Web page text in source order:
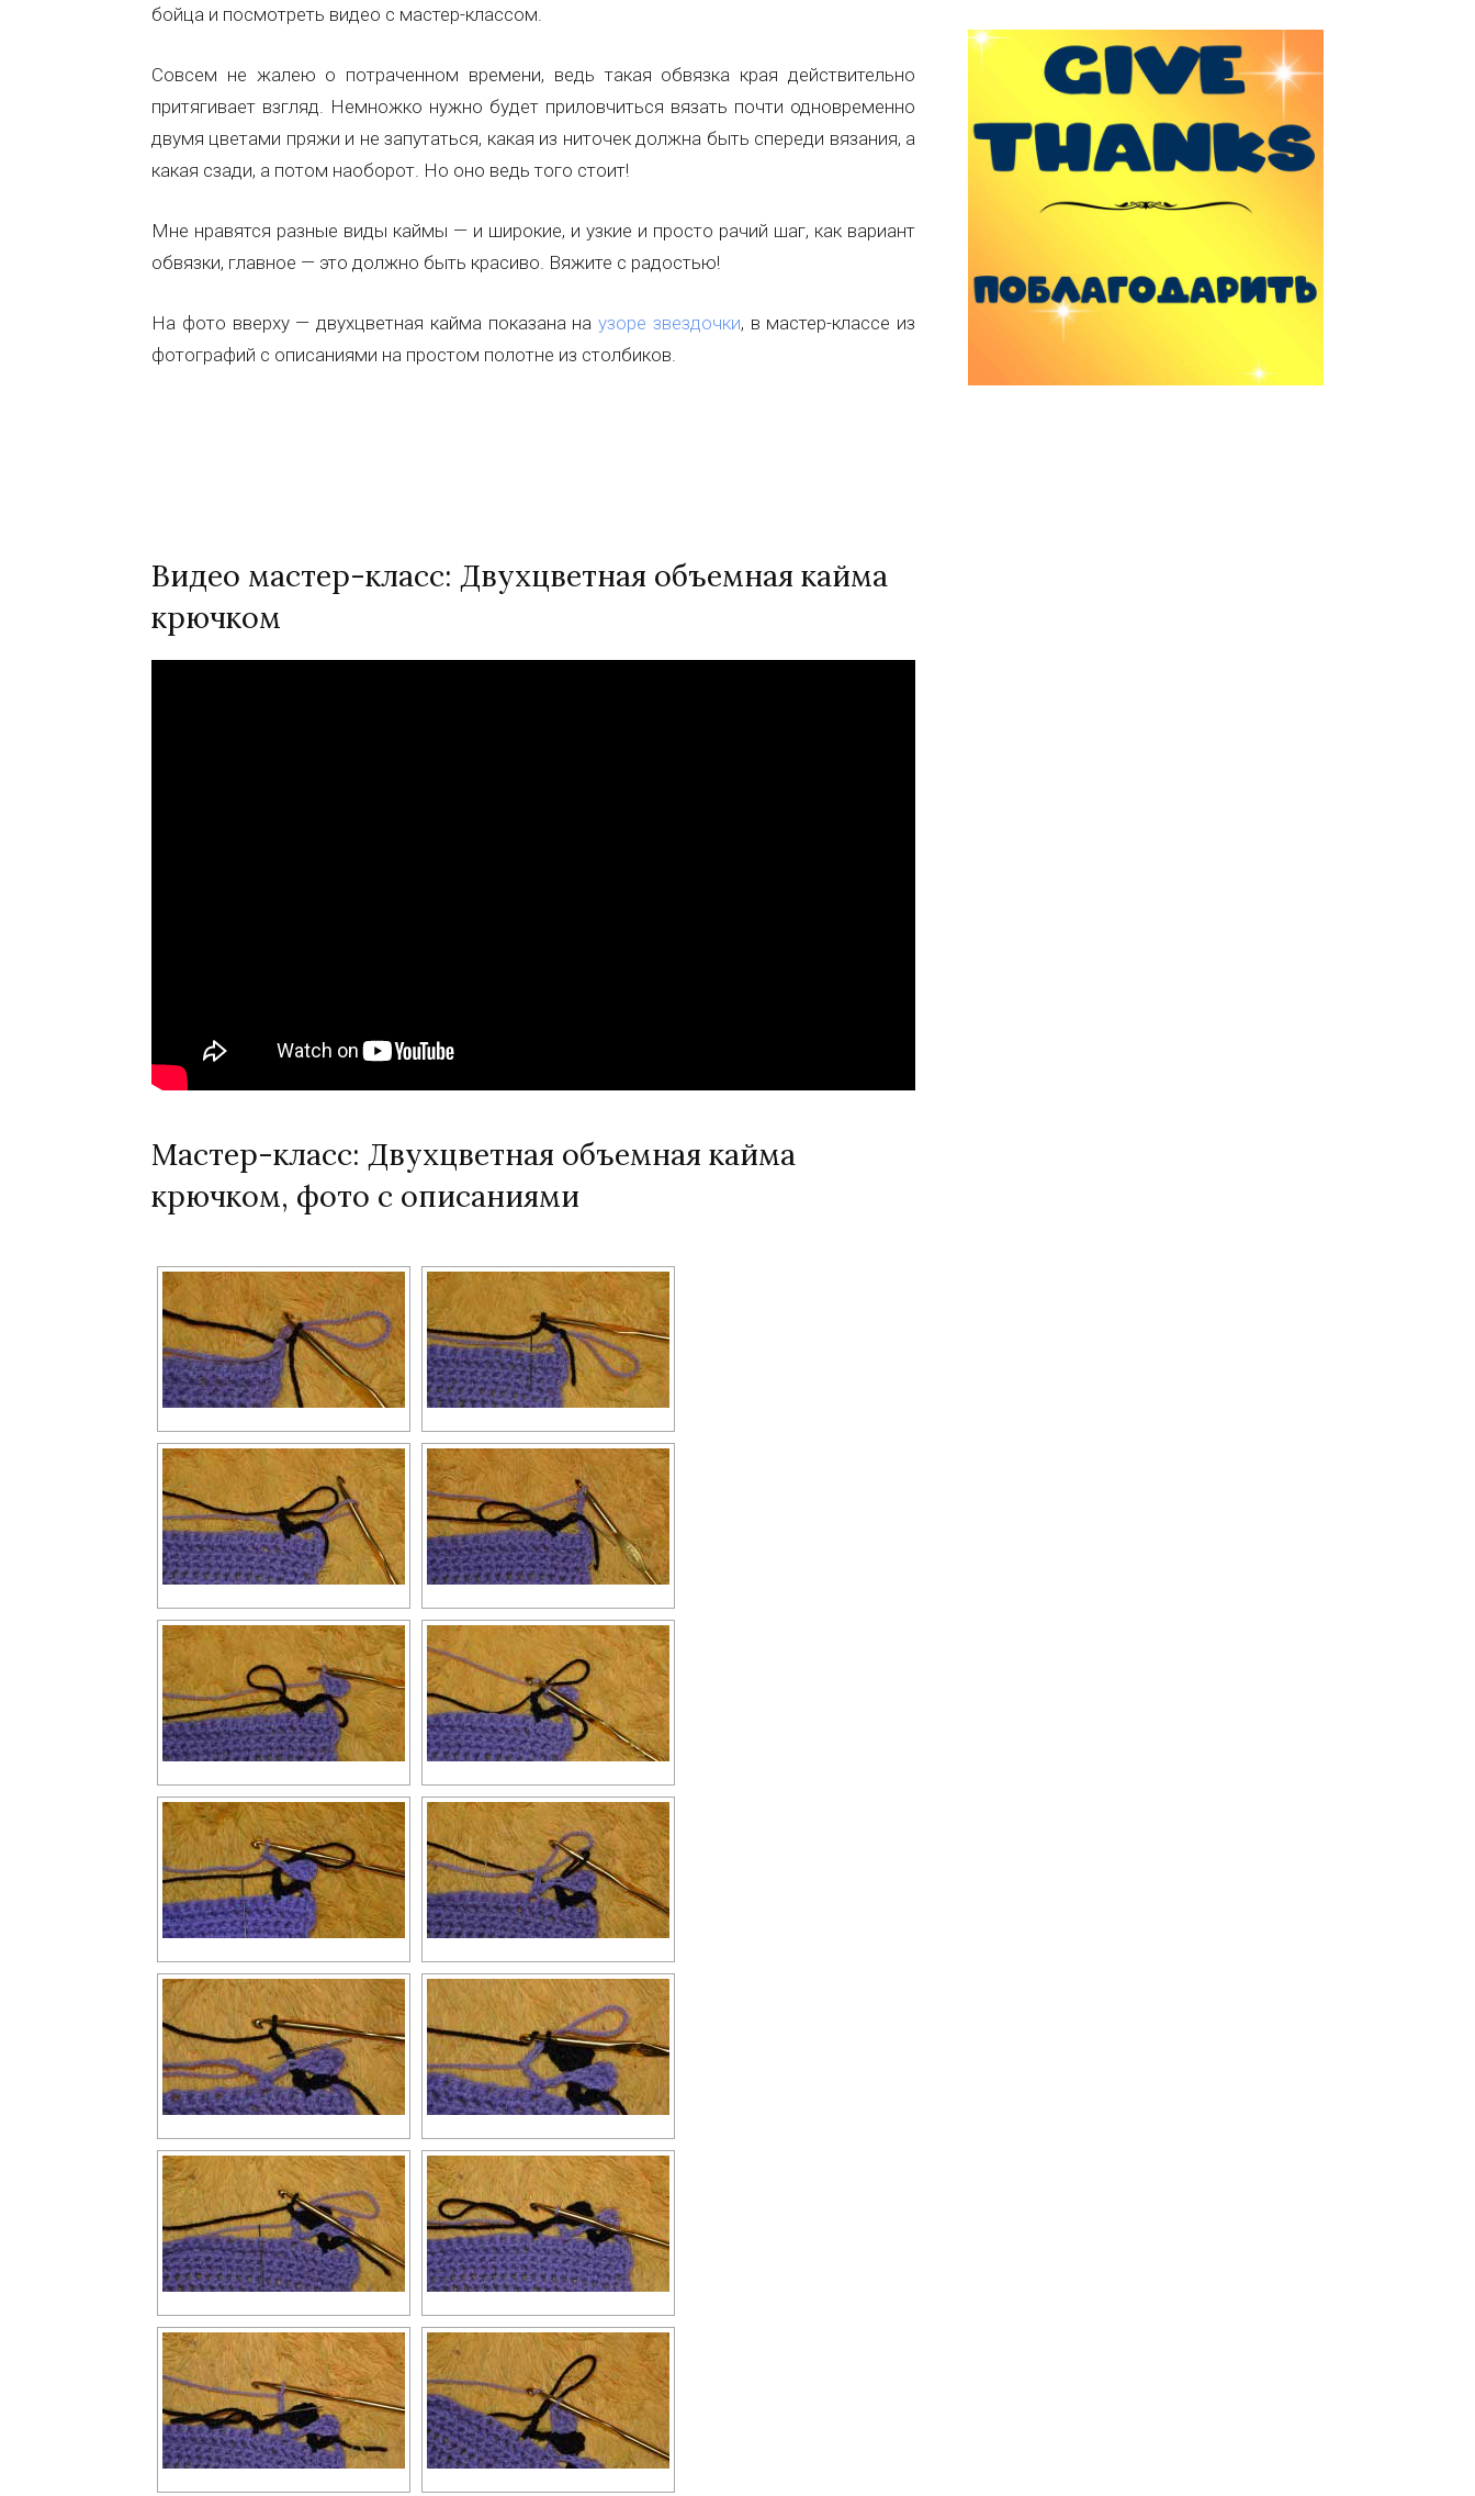
бойца и посмотреть видео с мастер-классом.
Совсем не жалею о потраченном времени, ведь такая обвязка края действительно
притягивает взгляд. Немножко нужно будет приловчиться вязать почти одновременно
двумя цветами пряжи и не запутаться, какая из ниточек должна быть спереди вязания, а
какая сзади, а потом наоборот. Но оно ведь того стоит!
Мне нравятся разные виды каймы — и широкие, и узкие и просто рачий шаг, как вариант
обвязки, главное — это должно быть красиво. Вяжите с радостью!
На фото вверху — двухцветная кайма показана на узоре звездочки, в мастер-классе из
фотографий с описаниями на простом полотне из столбиков.
Видео мастер-класс: Двухцветная объемная кайма
крючком
Мастер-класс: Двухцветная объемная кайма
крючком, фото с описаниями